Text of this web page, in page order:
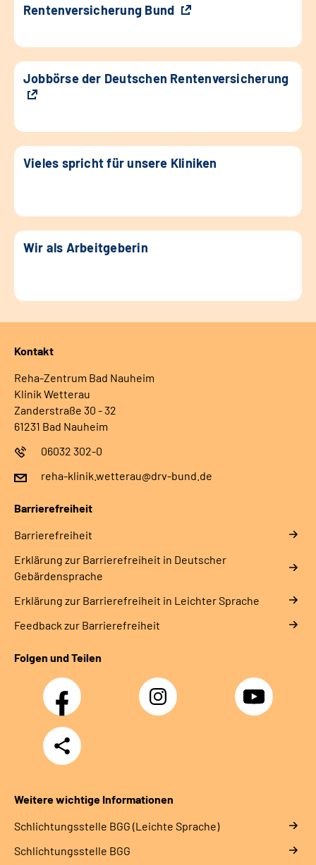
Rentenversicherung Bund
Jobbörse der Deutschen Rentenversicherung
Vieles spricht für unsere Kliniken
Wir als Arbeitgeberin
Kontakt
Reha-Zentrum Bad Nauheim
Klinik Wetterau
Zanderstraße 30 - 32
61231 Bad Nauheim
06032 302-0
reha-klinik.wetterau@drv-bund.de
Barrierefreiheit
Barrierefreiheit
Erklärung zur Barrierefreiheit in Deutscher
Gebärdensprache
Erklärung zur Barrierefreiheit in Leichter Sprache
Feedback zur Barrierefreiheit
Folgen und Teilen
Facebook Instagram YouTube
Teilen
Weitere wichtige Informationen
Schlich­tungs­stel­le BGG (Leichte Sprache)
Schlich­tungs­stel­le BGG